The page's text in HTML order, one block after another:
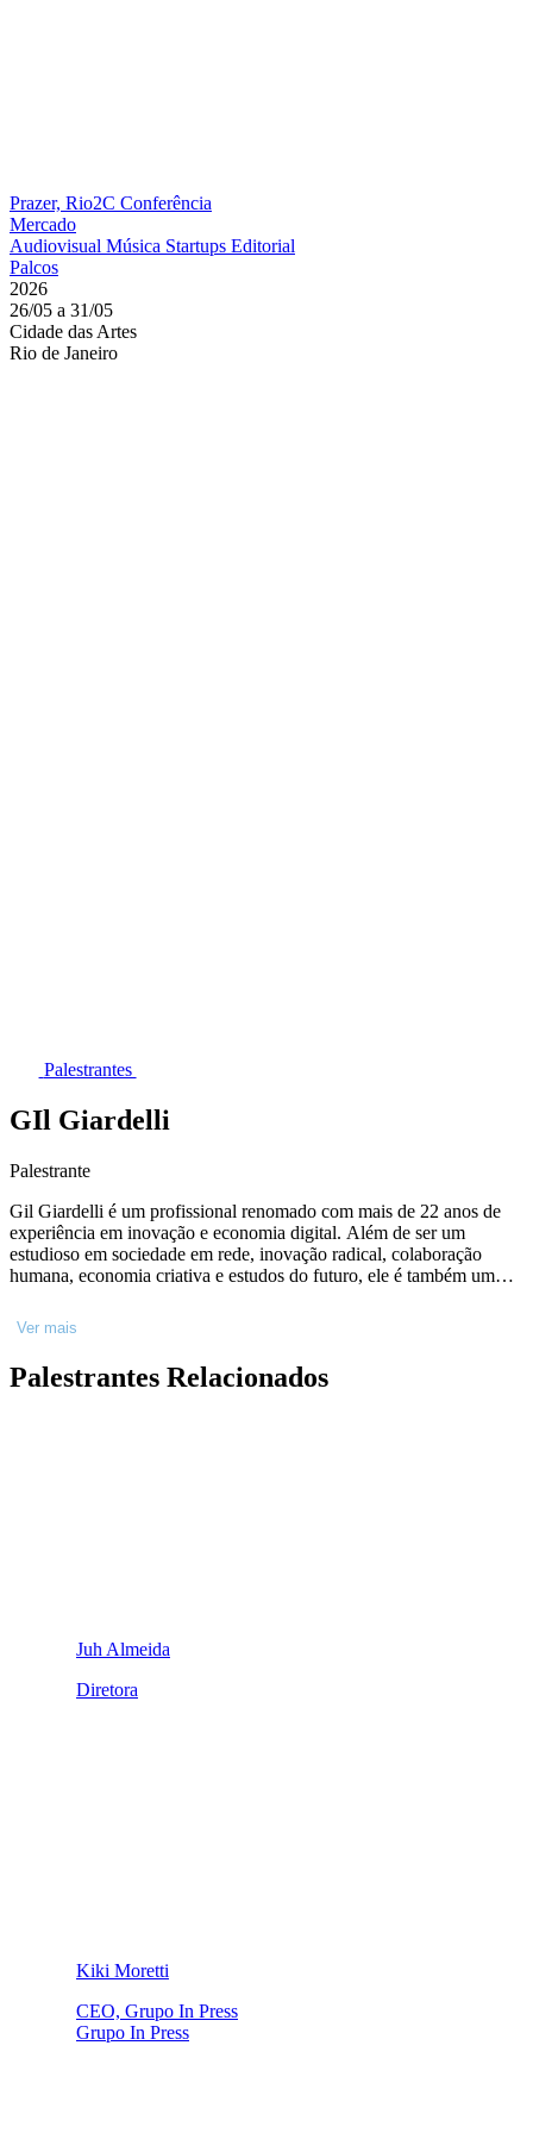
Prazer, Rio2C Conferência
Mercado
Audiovisual Música Startups Editorial
Palcos
2026
26/05 a 31/05
Cidade das Artes
Rio de Janeiro
Palestrantes
GIl Giardelli
Palestrante
Gil Giardelli é um profissional renomado com mais de 22 anos de
experiência em inovação e economia digital. Além de ser um
estudioso em sociedade em rede, inovação radical, colaboração
humana, economia criativa e estudos do futuro, ele é também um
Impensável". Ele é um defensor do uso da tecnologia para melhorar
a qualidade de vida das pessoas e atualmente aborda temas
vasta experiência e conhecimento, Giardelli é um líder influente no
Ver mais
Palestrantes Relacionados
Juh Almeida
Diretora
Kiki Moretti
CEO, Grupo In Press
Grupo In Press